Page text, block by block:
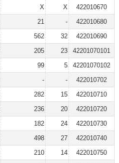
X X
422010670
21 -
422010680
562 32
422010690
205 23
42201070101
99 5
42201070102
- -
422010702
282 15
422010710
236 20
422010720
182 24
422010730
498 27
422010740
210 14
422010750